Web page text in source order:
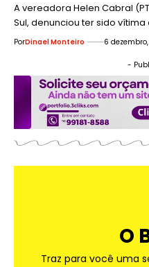
A vereadora Helen Cabral
Sul, denunciou ter sido
PorDinael Monteiro 6
-
O
Traz para você uma